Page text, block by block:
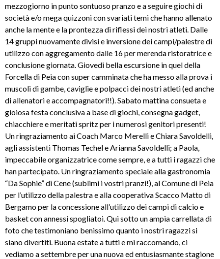
mezzogiorno in punto sontuoso pranzo e a seguire giochi di
società e/o mega quizzoni con svariati temi che hanno allenato
anche la mente e la prontezza di riflessi dei nostri atleti. Dalle
14 gruppi nuovamente divisi e inversione dei campi/palestre di
utilizzo con aggregamento dalle 16 per merenda ristoratrice e
conclusione giornata. Giovedi bella escursione in quel della
Forcella di Peia con super camminata che ha messo alla prova i
muscoli di gambe, caviglie e polpacci dei nostri atleti (ed anche
di allenatori e accompagnatori!!). Sabato mattina consueta e
gioiosa festa conclusiva a base di giochi, consegna gadget,
chiacchiere e meritati spritz per i numerosi genitori presenti!
Un ringraziamento ai Coach Marco Merelli e Chiara Savoldelli,
agli assistenti Thomas Techel e Arianna Savoldelli; a Paola,
impeccabile organizzatrice come sempre, e a tutti i ragazzi che
han partecipato. Un ringraziamento speciale alla gastronomia
“Da Sophie” di Cene (sublimi i vostri pranzi!), al Comune di Peia
per l’utilizzo della palestra e alla cooperativa Scacco Matto di
Bergamo per la concessione all’utilizzo dei campi di calcio e
basket con annessi spogliatoi. Qui sotto un ampia carrellata di
foto che testimoniano benissimo quanto i nostri ragazzi si
siano divertiti. Buona estate a tutti e mi raccomando, ci
vediamo a settembre per una nuova ed entusiasmante stagione